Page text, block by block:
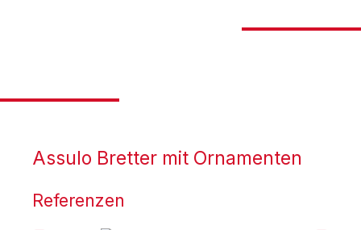
Assulo Bretter mit Ornamenten
Referenzen